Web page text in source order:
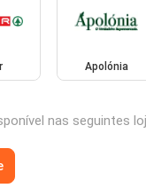
Apolónia
nas seguintes